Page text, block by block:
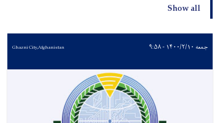
Show all
جمعه ۱۴۰۰/۲/۱۰ - ۹:۵۸ Ghazni City,Afghanistan